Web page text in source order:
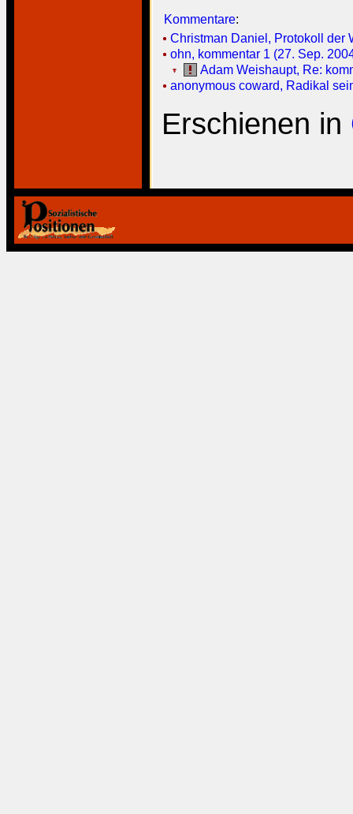
Kommentare:
Christman Daniel, Protokoll der
ohn, kommentar 1 (27. Sep.
Adam Weishaupt, Re:
anonymous coward, Radikal
Erschienen in